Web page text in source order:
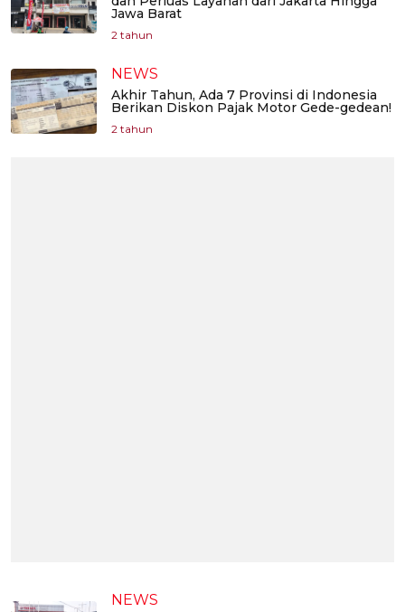
Jawa Barat
2 tahun
NEWS
Akhir Tahun, Ada 7 Provinsi di Indonesia
Berikan Diskon Pajak Motor Gede-gedean!
2 tahun
NEWS